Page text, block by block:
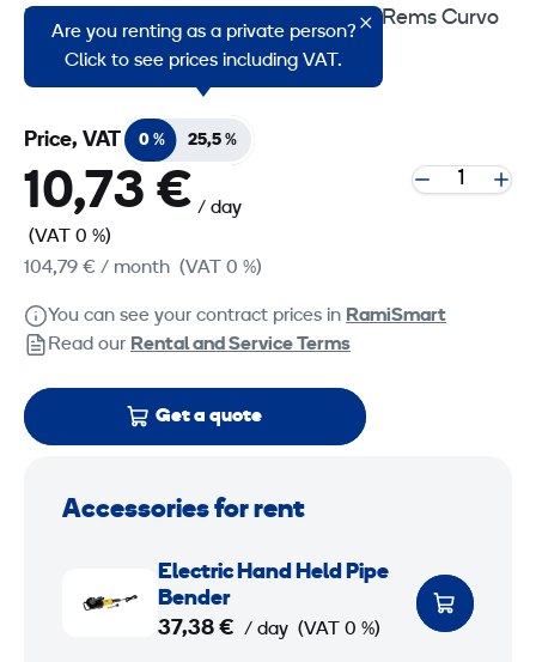
Bending and Back Former 20 mm for Rems Curvo
40 tool.
Are you renting as a private person?
Click to see prices including VAT.
Price, VAT 0 % 25,5 %
10,73 € / day
(VAT 0 %)
104,79 € / month (VAT 0 %)
You can see your contract prices in RamiSmart
Read our Rental and Service Terms
Get a quote
Accessories for rent
Electric Hand Held Pipe
Bender
37,38 € / day (VAT 0 %)